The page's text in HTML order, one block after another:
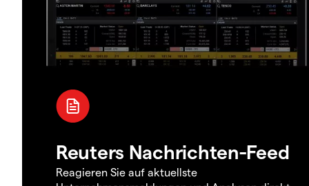
Reuters Nachrichten-Feed
Reagieren Sie auf aktuellste